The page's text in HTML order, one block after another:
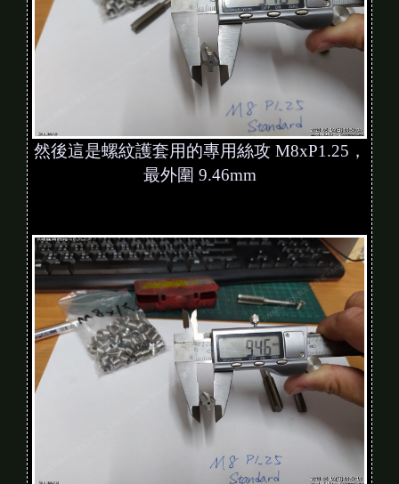
然後這是螺紋護套用的專用絲攻 M8xP1.25，
最外圍 9.46mm